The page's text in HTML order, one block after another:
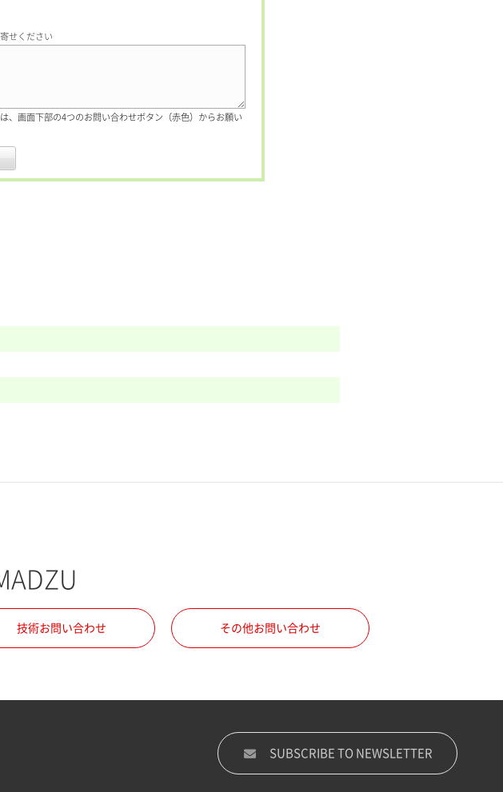
せください
、画面下部の4つのお問い合わせボタン（赤色）からお願い
技術お問い合わせ その他お問い合わせ
SUBSCRIBE TO NEWSLETTER